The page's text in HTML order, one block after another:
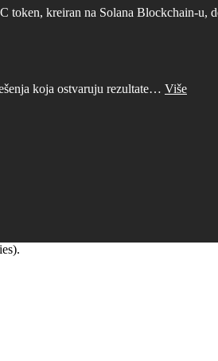
token, kreiran na Solana Blockchain-u,
koja ostvaruju rezultate… Više